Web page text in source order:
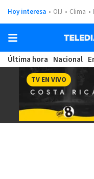
Hoy interesa OIJ Clima
Última hora Nacional
TV EN VIVO